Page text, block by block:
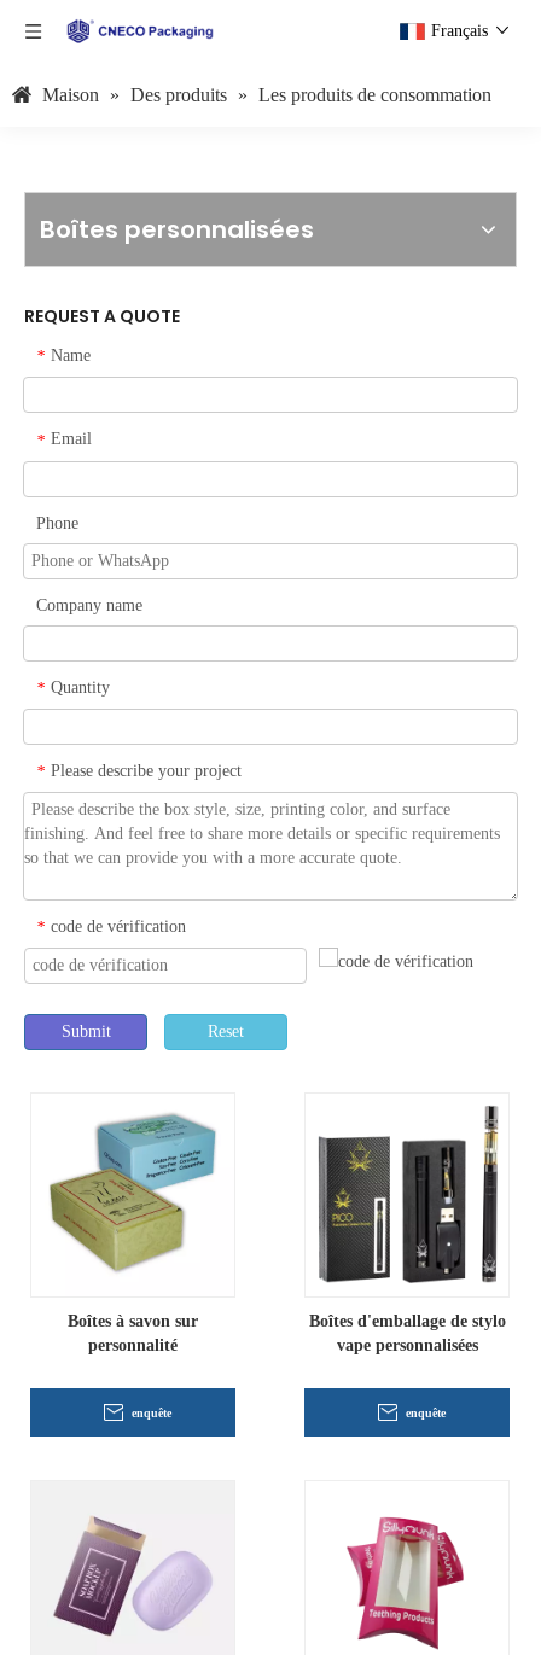
Français
Maison » Des produits » Les produits de consommation
Boîtes personnalisées
REQUEST A QUOTE
* Name
* Email
Phone
Company name
* Quantity
* Please describe your project
* code de vérification
Submit Reset
Boîtes à savon sur
personnalité
enquête
Boîtes d'emballage de stylo
vape personnalisées
enquête